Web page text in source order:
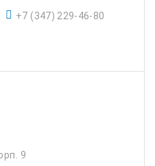
+7 (347) 229-46-80
9